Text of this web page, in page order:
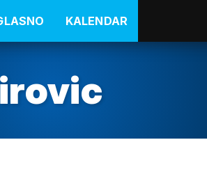
KALENDAR